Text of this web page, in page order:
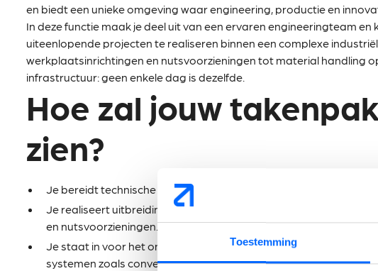
Toestemming
en biedt een unieke omgeving waar engineering, productie en
In deze functie maak je deel uit van een ervaren engineeringteam en
uiteenlopende projecten te realiseren binnen een complexe
werkplaatsinrichtingen en nutsvoorzieningen tot material handling
infrastructuur: geen enkele dag is dezelfde.
Hoe zal jouw
zien?
Je bereidt technische projecten voor en begeleidt deze van
Je realiseert uitbreidingen en aanpassingen aan
en nutsvoorzieningen.
Je staat in voor het ontwerp, de implementatie en optimalisatie
systemen zoals conveyors, manipulatoren, heftafels, AGV's en